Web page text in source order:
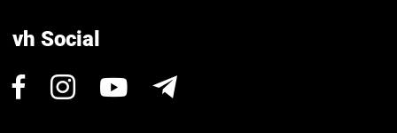
vh Social
Visit Visit
Visit